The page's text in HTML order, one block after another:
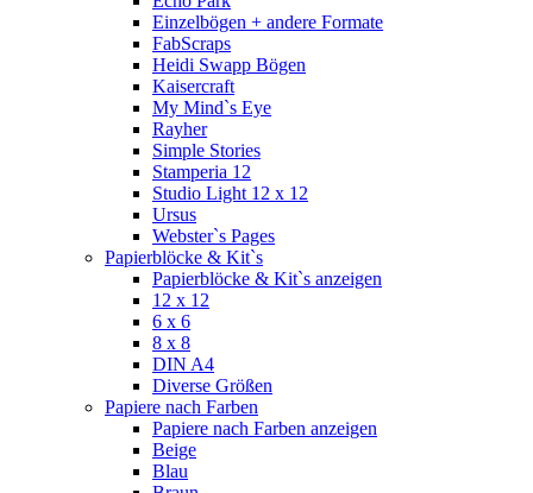
Einzelbögen + andere Formate
FabScraps
Heidi Swapp Bögen
Kaisercraft
My Mind`s Eye
Rayher
Simple Stories
Stamperia 12
Studio Light 12 x 12
Ursus
Webster`s Pages
Papierblöcke & Kit`s
Papierblöcke & Kit`s anzeigen
12 x 12
6 x 6
8 x 8
DIN A4
Diverse Größen
Papiere nach Farben
Papiere nach Farben anzeigen
Beige
Blau